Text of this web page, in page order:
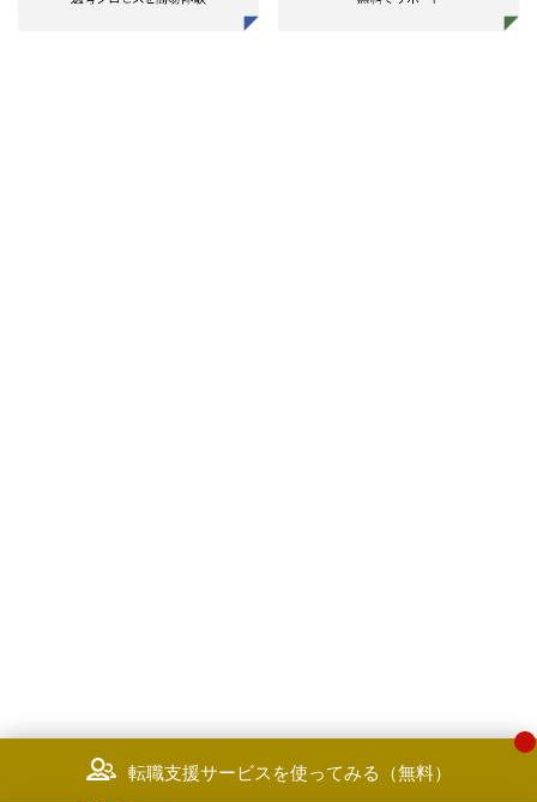
転職支援サービスを使ってみる（無料）